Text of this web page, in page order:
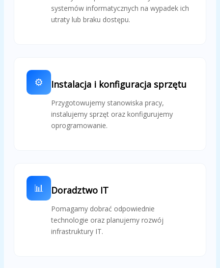
systemów informatycznych na wypadek ich
utraty lub braku dostępu.
⚙️ Instalacja i konfiguracja sprzętu
Przygotowujemy stanowiska pracy,
instalujemy sprzęt oraz konfigurujemy
oprogramowanie.
📊 Doradztwo IT
Pomagamy dobrać odpowiednie
technologie oraz planujemy rozwój
infrastruktury IT.